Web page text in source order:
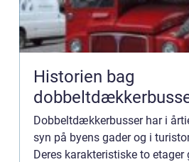
Historien bag
Dobbeltdækkerbusser har i
syn på byens gader og i
Deres karakteristiske to